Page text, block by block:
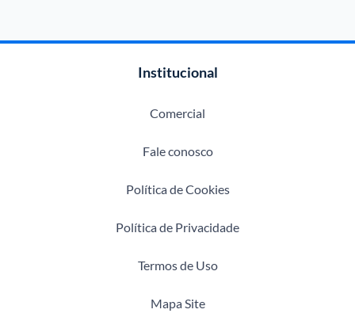
Institucional
Comercial
Fale conosco
Política de Cookies
Política de Privacidade
Termos de Uso
Mapa Site